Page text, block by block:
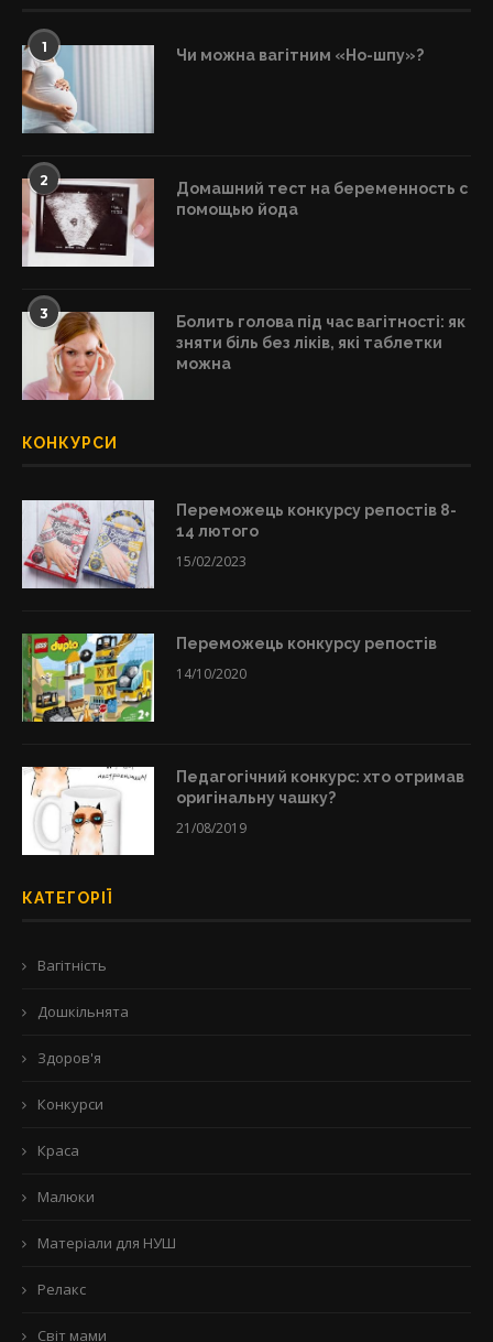
1 Чи можна вагітним «Но-шпу»?
2
Домашний тест на беременность с
помощью йода
3
Болить голова під час вагітності: як
зняти біль без ліків, які таблетки
можна
КОНКУРСИ
Переможець конкурсу репостів 8-
14 лютого
15/02/2023
Переможець конкурсу репостів
14/10/2020
Педагогічний конкурс: хто отримав
оригінальну чашку?
21/08/2019
КАТЕГОРІЇ
Вагітність
Дошкільнята
Здоров'я
Конкурси
Краса
Малюки
Матеріали для НУШ
Релакс
Світ мами